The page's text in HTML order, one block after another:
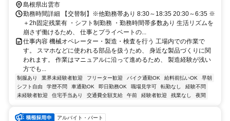
島根県出雲市
勤務時間詳細 【交替制】※他勤務帯あり 8:30～18:35 20:30～6:35 ※
＋2h固定残業有 ・シフト制勤務 ・勤務時間帯多数あり 生活リズムを
崩さず働けるため、 仕事とプライベートの...
仕事内容 機械オペレーター・製造・検査を行う 工場内での作業で
す。 スマホなどに使われる部品を扱うため、 身近な製品づくりに関
われます。 作業はマニュアルに沿って進めるため、 製造経験が浅い
方でも...
制服あり 業界未経験者歓迎 フリーター歓迎 バイク通勤OK 給料前払いOK
早朝
シフト自由
学歴不問 車通勤OK 即日勤務OK 職場見学可 転勤なし
経験不問
未経験者歓迎
住宅手当あり 交通費全額支給 午前 経験者歓迎 残業なし 夜間
アルバイト・パート